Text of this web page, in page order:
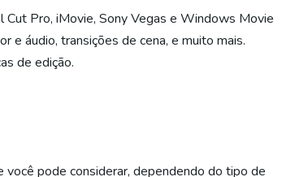
Pro, iMovie, Sony Vegas e Windows Movie
e áudio, transições de cena, e muito mais.
de edição.
pode considerar, dependendo do tipo de